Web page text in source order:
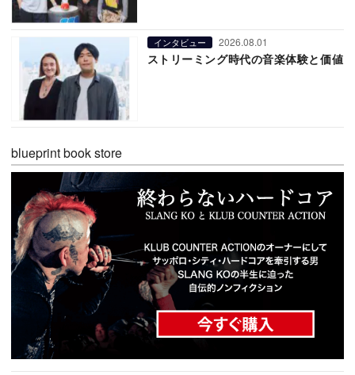
インタビュー 2026.08.01
ストリーミング時代の音楽体験と価値
blueprint book store